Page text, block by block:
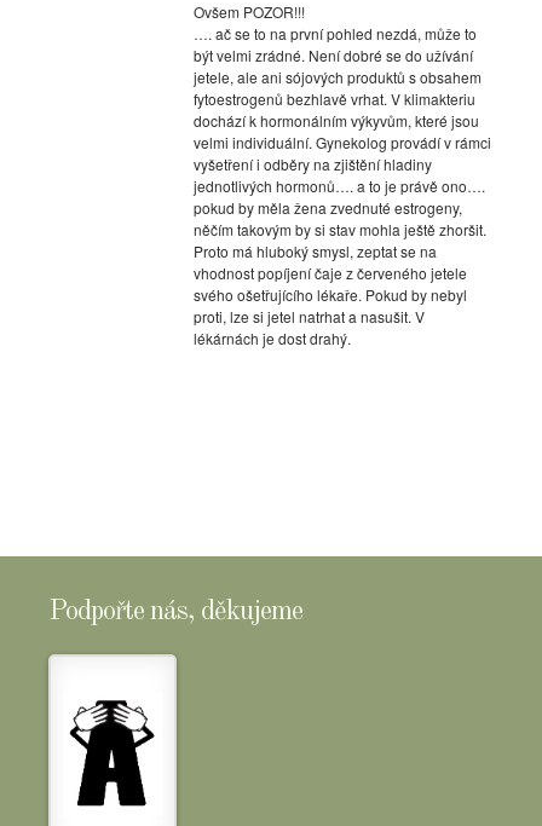
Ovšem POZOR!!!
…. ač se to na první pohled nezdá, může to
být velmi zrádné. Není dobré se do užívání
jetele, ale ani sójových produktů s obsahem
fytoestrogenů bezhlavě vrhat. V klimakteriu
dochází k hormonálním výkyvům, které jsou
velmi individuální. Gynekolog provádí v rámci
vyšetření i odběry na zjištění hladiny
jednotlivých hormonů…. a to je právě ono….
pokud by měla žena zvednuté estrogeny,
něčím takovým by si stav mohla ještě zhoršit.
Proto má hluboký smysl, zeptat se na
vhodnost popíjení čaje z červeného jetele
svého ošetřujícího lékaře. Pokud by nebyl
proti, lze si jetel natrhat a nasušit. V
lékárnách je dost drahý.
Podpořte nás, děkujeme